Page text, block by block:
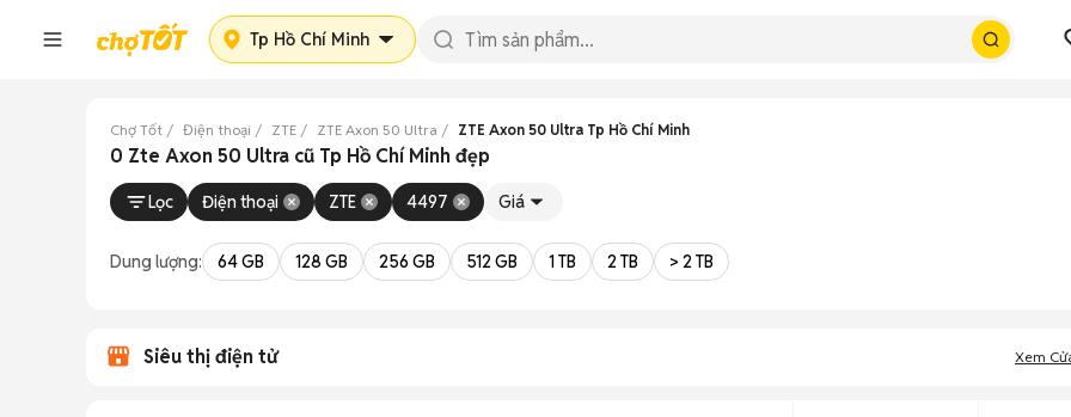
Tp Hồ Chí Minh
Chợ Tốt Điện thoại ZTE ZTE Axon 50 Ultra ZTE Axon 50 Ultra Tp Hồ Chí Minh
0 Zte Axon 50 Ultra cũ Tp Hồ Chí Minh đẹp
Lọc Điện thoại ZTE 4497 Giá
Dung lượng: 64 GB 128 GB 256 GB 512 GB 1 TB 2 TB > 2 TB
Siêu thị điện tử Xem